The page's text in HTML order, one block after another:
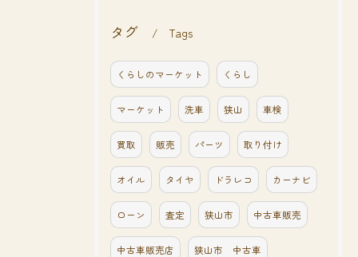
タグ Tags
くらしのマーケット くらし
マーケット 洗車 狭山 車検
買取 販売 パーツ 取り付け
オイル タイヤ ドラレコ カーナビ
ローン 査定 狭山市 中古車販売
中古車販売店 狭山市 中古車